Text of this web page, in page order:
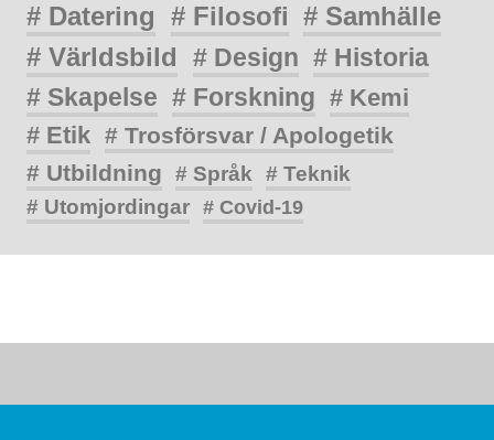
# Datering # Filosofi # Samhälle
# Världsbild
# Design # Historia
# Skapelse # Forskning # Kemi
# Etik # Trosförsvar / Apologetik
# Utbildning
# Språk
# Teknik
# Utomjordingar # Covid-19